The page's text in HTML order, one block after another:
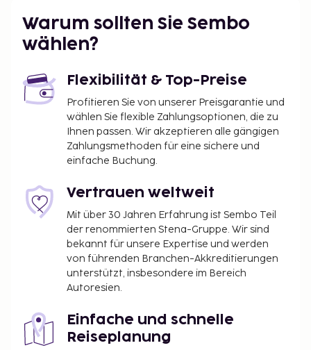
Warum sollten Sie Sembo
wählen?
Flexibilität & Top-Preise
Profitieren Sie von unserer Preisgarantie und
wählen Sie flexible Zahlungsoptionen, die zu
Ihnen passen. Wir akzeptieren alle gängigen
Zahlungsmethoden für eine sichere und
einfache Buchung.
Vertrauen weltweit
Mit über 30 Jahren Erfahrung ist Sembo Teil
der renommierten Stena-Gruppe. Wir sind
bekannt für unsere Expertise und werden
von führenden Branchen-Akkreditierungen
unterstützt, insbesondere im Bereich
Autoresien.
Einfache und schnelle
Reiseplanung